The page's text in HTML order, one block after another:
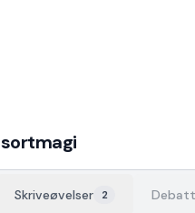
sortmagi
Skriveøvelser 2